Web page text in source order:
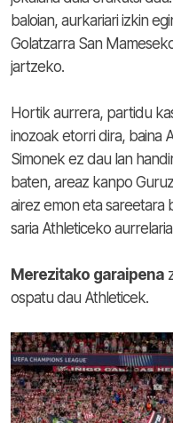
baloian, aurkariari izkin
Golatzarra San
jartzeko.
Hortik aurrera, partidu
inozoak etorri dira, baina
Simonek ez dau lan
baten, areaz kanpo
airez emon eta sareetara
saria Athleticeko
Merezitako garaipena
ospatu dau Athleticek.